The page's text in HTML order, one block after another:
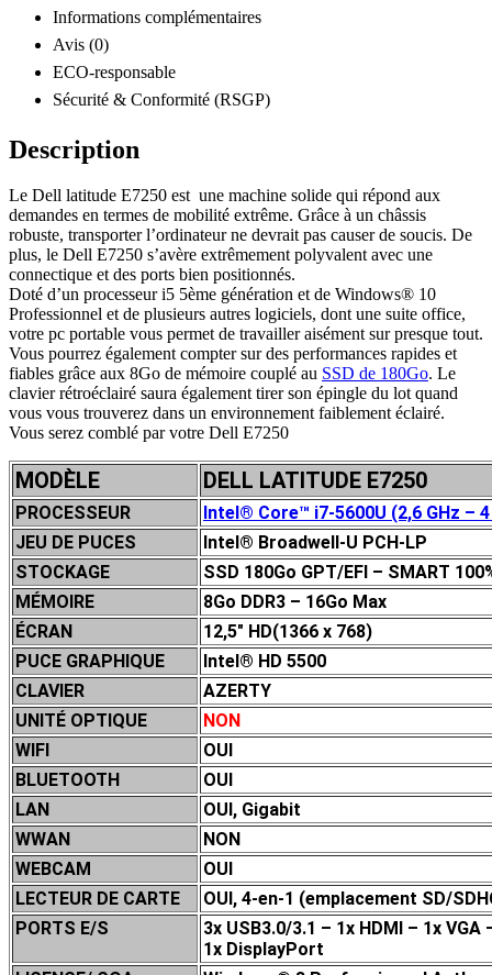
Informations complémentaires
Avis (0)
ECO-responsable
Sécurité & Conformité (RSGP)
Description
Le Dell latitude E7250 est une machine solide qui répond aux
demandes en termes de mobilité extrême. Grâce à un châssis
robuste, transporter l’ordinateur ne devrait pas causer de soucis. De
plus, le Dell E7250 s’avère extrêmement polyvalent avec une
connectique et des ports bien positionnés.
Doté d’un processeur i5 5ème génération et de Windows® 10
Professionnel et de plusieurs autres logiciels, dont une suite office,
votre pc portable vous permet de travailler aisément sur presque tout.
Vous pourrez également compter sur des performances rapides et
fiables grâce aux 8Go de mémoire couplé au SSD de 180Go. Le
clavier rétroéclairé saura également tirer son épingle du lot quand
vous vous trouverez dans un environnement faiblement éclairé.
Vous serez comblé par votre Dell E7250
MODÈLE DELL LATITUDE E7250
PROCESSEUR
Intel® Core™ i7-5600U (2,6 GHz –
JEU DE PUCES
Intel® Broadwell-U PCH-LP
STOCKAGE
SSD 180Go GPT/EFI – SMART
MÉMOIRE
8Go DDR3 – 16Go Max
ÉCRAN
12,5″ HD(1366 x 768)
PUCE GRAPHIQUE
Intel® HD 5500
CLAVIER
AZERTY
UNITÉ OPTIQUE
NON
WIFI
OUI
BLUETOOTH
OUI
LAN
OUI, Gigabit
WWAN
NON
WEBCAM
OUI
LECTEUR DE CARTE
OUI, 4-en-1 (emplacement SD/
PORTS E/S
3x USB3.0/3.1 – 1x HDMI – 1x
1x DisplayPort